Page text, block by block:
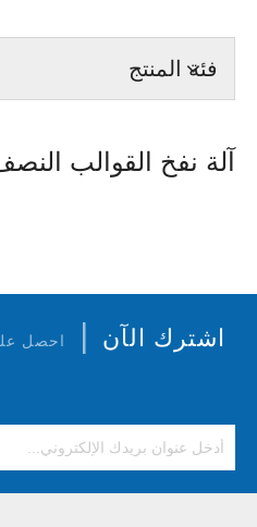
فئة المنتج
آلة نفخ القوالب
اشترك الآن | احصل